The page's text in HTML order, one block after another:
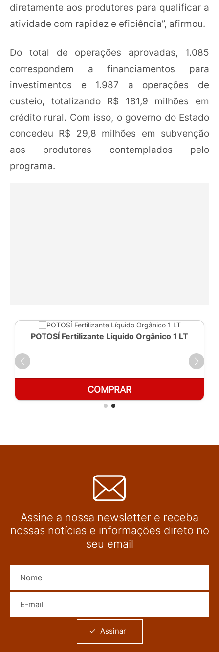
diretamente aos produtores para qualificar a
atividade com rapidez e eficiência”, afirmou.
Do total de operações aprovadas, 1.085
correspondem a financiamentos para
investimentos e 1.987 a operações de
custeio, totalizando R$ 181,9 milhões em
crédito rural. Com isso, o governo do Estado
concedeu R$ 29,8 milhões em subvenção
aos produtores contemplados pelo
programa.
POTOSÍ Fertilizante Líquido Orgânico 1 LT
COMPRAR
Assine a nossa newsletter e receba
nossas notícias e informações direto no
seu email
Assinar